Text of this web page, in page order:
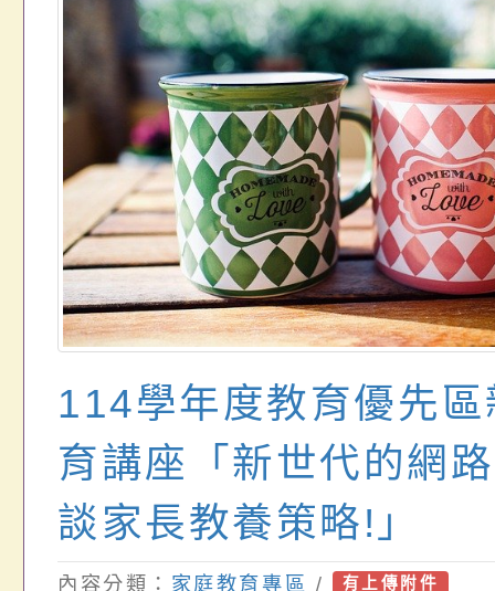
114學年度教育優先
育講座「新世代的網
談家長教養策略!」
內容分類： 家庭教育專區 / 有上傳附件